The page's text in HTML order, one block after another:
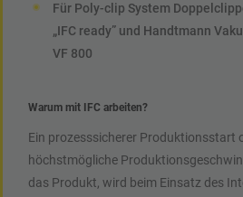
Für Poly-clip System
„IFC ready” und Handtmann
VF 800
Warum mit IFC arbeiten?
Ein prozesssicherer Produktionsstart
höchstmögliche
das Produkt, wird beim Einsatz des